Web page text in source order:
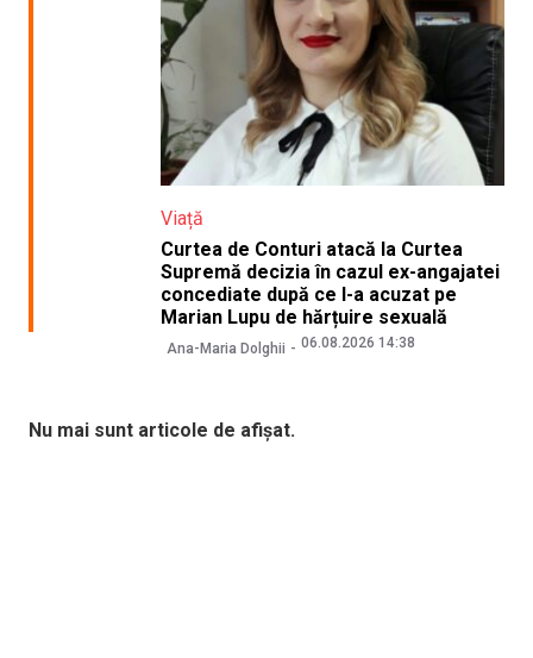
Viață
Curtea de Conturi atacă la Curtea
Supremă decizia în cazul ex-angajatei
concediate după ce l-a acuzat pe
Marian Lupu de hărțuire sexuală
Ana-Maria Dolghii 06.08.2026 14:38
Nu mai sunt articole de afișat.